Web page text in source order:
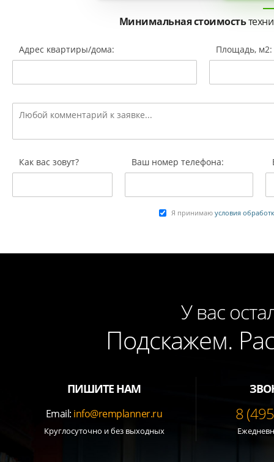
Минимальная стоимость
Адрес квартиры/дома: Площадь, м2:
Как вас зовут? Ваш номер телефона:
Я принимаю условия
У вас
Подскажем.
ПИШИТЕ НАМ
Email: info@remplanner.ru
Круглосуточно и без выходных
8